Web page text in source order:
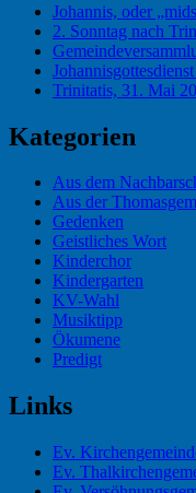
Johannis, oder
2. Sonntag nach
Trinitatis, 31. Mai
Kategorien
Aus dem
Aus der
Gedenken
Geistliches Wort
Kinderchor
Kindergarten
KV-Wahl
Musiktipp
Ökumene
Predigt
Links
Ev.
Ev.